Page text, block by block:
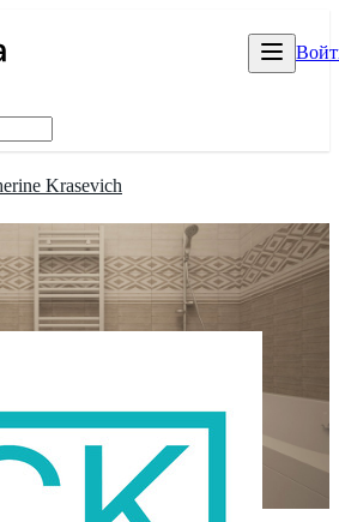
Krasevich